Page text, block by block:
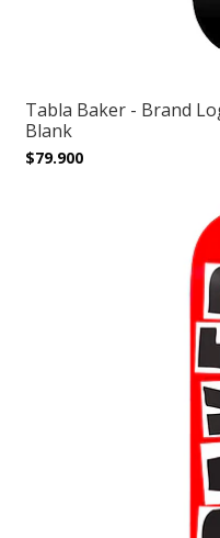
Tabla Baker - Brand
Blank
$79.900